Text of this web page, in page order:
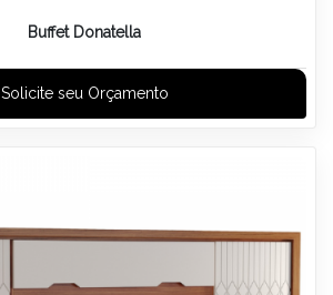
Buffet Donatella
Solicite seu Orçamento